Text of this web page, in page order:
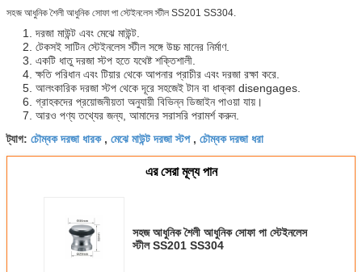
সহজ আধুনিক শৈলী আধুনিক সোফা পা স্টেইনলেস স্টীল SS201 SS304.
1. দরজা মাউন্ট এবং মেঝে মাউন্ট.
2. টেকসই সাটিন স্টেইনলেস স্টীল সঙ্গে উচ্চ মানের নির্মাণ.
3. একটি ধাতু দরজা স্টপ হতে যথেষ্ট শক্তিশালী.
4. ক্ষতি পরিধান এবং টিয়ার থেকে আপনার প্রাচীর এবং দরজা রক্ষা করে.
5. আলংকারিক দরজা স্টপ থেকে দূরে সহজেই টান বা ধাক্কা disengages.
6. গ্রাহকদের প্রয়োজনীয়তা অনুযায়ী বিভিন্ন ডিজাইন পাওয়া যায়।
7. আরও পণ্য তথ্যের জন্য, আমাদের সরাসরি পরামর্শ করুন.
ট্যাগ: চৌম্বক দরজা ধারক, মেঝে মাউন্ট দরজা স্টপ, চৌম্বক দরজা ধরা
এর সেরা মূল্য পান
সহজ আধুনিক শৈলী আধুনিক সোফা পা স্টেইনলেস
স্টীল SS201 SS304